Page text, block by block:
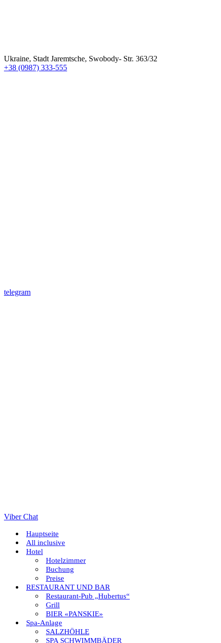
Ukraine, Stadt Jaremtsche, Swobody- Str. 363/32
+38 (0987) 333-555
telegram
Viber Chat
Hauptseite
All inclusive
Hotel
Hotelzimmer
Buchung
Preise
RESTAURANT UND BAR
Restaurant-Pub „Hubertus“
Grill
BIER «PANSKIE»
Spa-Anlage
SALZHÖHLE
SPA SCHWIMMBÄDER